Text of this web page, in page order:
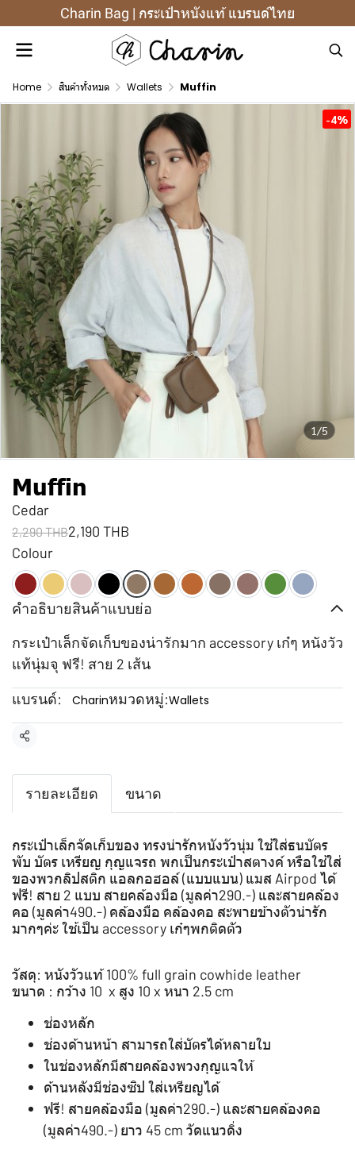
Charin Bag | กระเป๋าหนังแท้ แบรนด์ไทย
Home สินค้าทั้งหมด Wallets Muffin
1/5
-4%
Muffin
Cedar
2,290 THB2,190 THB
Colour
คำอธิบายสินค้าแบบย่อ
กระเป๋าเล็กจัดเก็บของน่ารักมาก accessory เก๋ๆ หนังวัว
แท้นุ่มจุ ฟรี! สาย 2 เส้น
แบรนด์:
Charinหมวดหมู่:Wallets
แชร์
รายละเอียด ขนาด
กระเป๋าเล็กจัดเก็บของ ทรงน่ารักหนังวัวนุ่ม ใช้ใส่ธนบัตร
พับ บัตร เหรียญ กุญแจรถ พกเป็นกระเป๋าสตางค์ หรือใช้ใส่
ของพวกลิปสติก แอลกอฮอล์ (แบบแบน) แมส Airpod ได้
ฟรี! สาย 2 แบบ สายคล้องมือ (มูลค่า290.-) และสายคล้อง
คอ (มูลค่า490.-) คล้องมือ คล้องคอ สะพายข้างตัวน่ารัก
มากๆค่ะ ใช้เป็น accessory เก๋ๆพกติดตัว
วัสดุ: หนังวัวแท้ 100% full grain cowhide leather
ขนาด : กว้าง 10 x สูง 10 x หนา 2.5 cm
ช่องหลัก
ช่องด้านหน้า สามารถใส่บัตรได้หลายใบ
ในช่องหลักมีสายคล้องพวงกุญแจให้
ด้านหลังมีช่องซิป ใส่เหรียญได้
ฟรี! สายคล้องมือ (มูลค่า290.-) และสายคล้องคอ
(มูลค่า490.-) ยาว 45 cm วัดแนวดิ่ง